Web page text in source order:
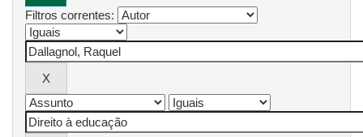
Filtros correntes: